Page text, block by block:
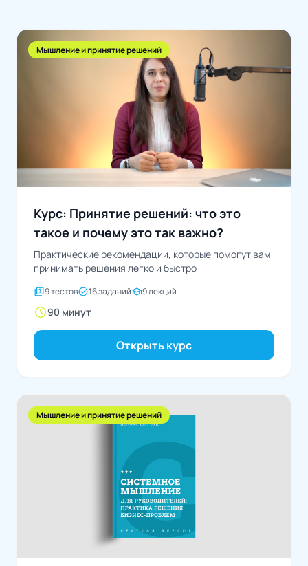
Мышление и принятие решений
Курс: Принятие решений: что это
такое и почему это так важно?
Практические рекомендации, которые помогут вам
принимать решения легко и быстро
quiz9 тестовtask_alt16 заданийschool9 лекций
schedule90 минут
Открыть курс
Мышление и принятие решений